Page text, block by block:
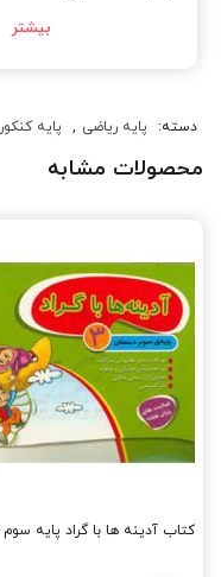
دسته: پایه ریاضی , پایه کنکور
محصولات مشابه
کتاب آدینه ها با گراد پایه سوم ۳ دبستان